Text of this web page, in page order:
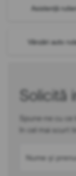
Asistență
Vânzări auto
Solicită
Spune-ne cu
în cel mai scurt
Nume și